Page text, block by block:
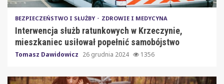
BEZPIECZEŃSTWO I SŁUŻBY ZDROWIE I MEDYCYNA
Interwencja służb ratunkowych w Krzeczynie,
mieszkaniec usiłował popełnić samobójstwo
Tomasz Dawidowicz 26 grudnia 2024 1356